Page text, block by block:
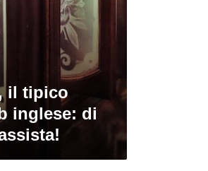
il tipico
inglese: di